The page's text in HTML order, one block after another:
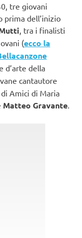
tre giovani
prima dell’inizio
, tra i finalisti
(ecco la
d’arte della
cantautore
Amici di Maria
Matteo Gravante